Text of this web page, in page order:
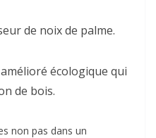
de noix de palme.
écologique qui
de bois.
non pas dans un